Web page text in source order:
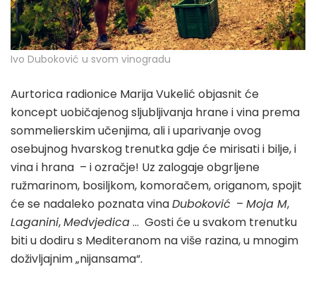
Ivo Duboković u svom vinogradu
Aurtorica radionice Marija Vukelić objasnit će
koncept uobičajenog sljubljivanja hrane i vina prema
sommelierskim učenjima, ali i uparivanje ovog
osebujnog hvarskog trenutka gdje će mirisati i bilje, i
vina i hrana – i ozračje! Uz zalogaje obgrljene
ružmarinom, bosiljkom, komoračem, origanom, spojit
će se nadaleko poznata vinaDuboković – Moja M,
Laganini,Medvjedica… Gosti će u svakom trenutku
biti u dodiru s Mediteranom na više razina, u mnogim
doživljajnim „nijansama“.